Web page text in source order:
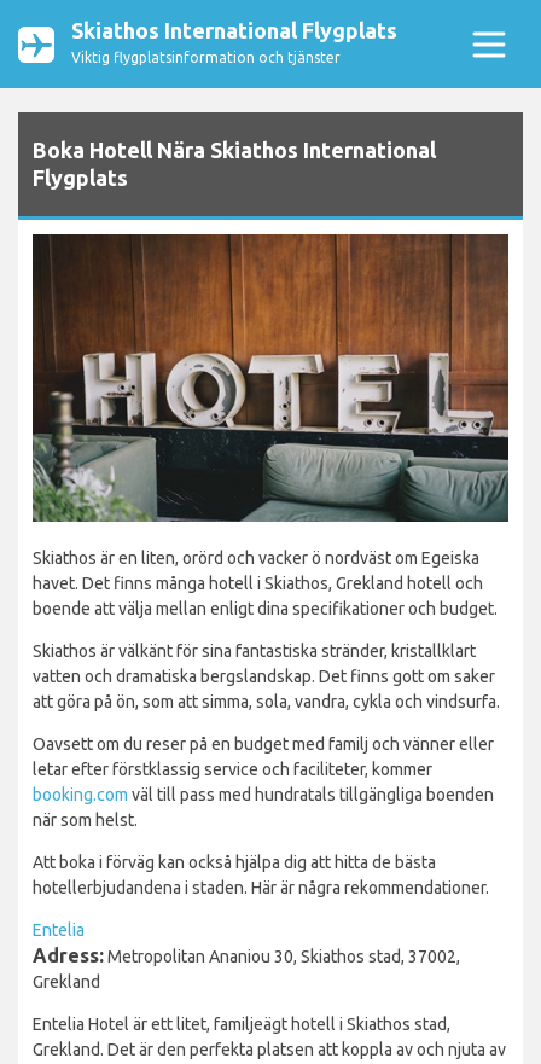
Skiathos International Flygplats
Viktig flygplatsinformation och tjänster
Boka Hotell Nära Skiathos International
Flygplats
Skiathos är en liten, orörd och vacker ö nordväst om Egeiska
havet. Det finns många hotell i Skiathos, Grekland hotell och
boende att välja mellan enligt dina specifikationer och budget.
Skiathos är välkänt för sina fantastiska stränder, kristallklart
vatten och dramatiska bergslandskap. Det finns gott om saker
att göra på ön, som att simma, sola, vandra, cykla och vindsurfa.
Oavsett om du reser på en budget med familj och vänner eller
letar efter förstklassig service och faciliteter, kommer
booking.com väl till pass med hundratals tillgängliga boenden
när som helst.
Att boka i förväg kan också hjälpa dig att hitta de bästa
hotellerbjudandena i staden. Här är några rekommendationer.
Entelia
Adress:Metropolitan Ananiou 30, Skiathos stad, 37002,
Grekland
Entelia Hotel är ett litet, familjeägt hotell i Skiathos stad,
Grekland. Det är den perfekta platsen att koppla av och njuta av